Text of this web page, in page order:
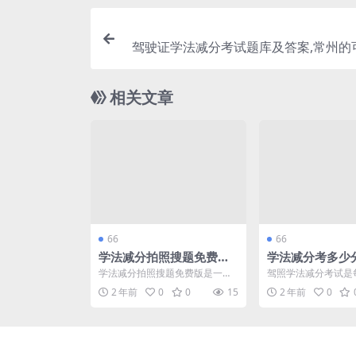
驾驶证学法减分考试题库及答案,常州的
相关文章
66
学法减分拍照搜题免费版,
学法减分实习期可以减分
不
学法减分拍照搜题免费版是一款
备受欢迎的应用，旨在帮助考生
在驾照考试中减轻学习负担...
2 年前 0 0 15
66
学法减分考多少
照学法减分题库
要考多少分)
驾照学法减分考试是
必经的学习环节，
习交通法规和安全知
2 年前 0